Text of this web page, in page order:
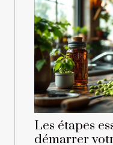
Les étapes
démarrer